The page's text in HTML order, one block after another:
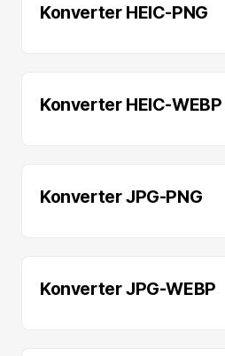
Konverter HEIC-PNG
Konverter HEIC-WEBP
Konverter JPG-PNG
Konverter JPG-WEBP